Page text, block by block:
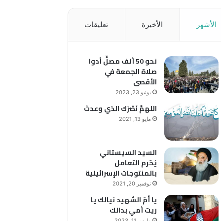
الأشهر الأخيرة تعليقات
نحو 50 ألف مصلٍّ أدوا
صلاة الجمعة في
الأقصى
يونيو 23, 2023
اللهمَّ نَصْرَك الذي وعدتَ
مايو 13, 2021
السيد السيستاني
يُحّرم التعامل
بالمنتوجات الإسرائيلية
نوفمبر 20, 2021
يا أمّ الشهيد نيالك يا
ريت أمي بدالك